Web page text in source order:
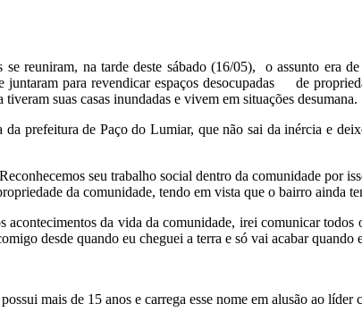
reuniram, na tarde deste sábado (16/05), o assunto era
juntaram para revendicar espaços desocupadas de
tiveram suas casas inundadas e vivem em situações desumana.
da prefeitura de Paço do Lumiar, que não sai da inércia e
seu trabalho social dentro da comunidade
da comunidade, tendo em vista que o bairro
acontecimentos da vida da comunidade, irei comunicar
desde quando eu cheguei a terra e só vai acabar
mais de 15 anos e carrega esse nome em alusão ao líder